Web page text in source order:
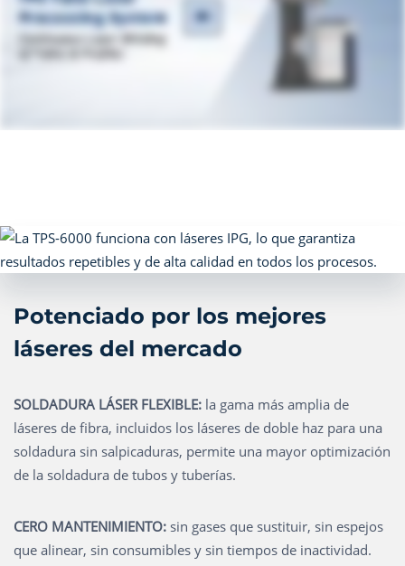
Potenciado por los mejores
láseres del mercado
SOLDADURA LÁSER FLEXIBLE: la gama más amplia de
láseres de fibra, incluidos los láseres de doble haz para una
soldadura sin salpicaduras, permite una mayor optimización
de la soldadura de tubos y tuberías.
CERO MANTENIMIENTO: sin gases que sustituir, sin espejos
que alinear, sin consumibles y sin tiempos de inactividad.